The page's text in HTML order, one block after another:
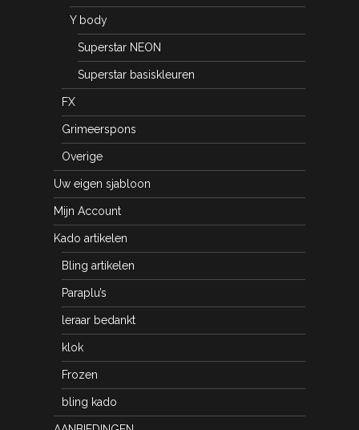
Y body
Superstar NEON
Superstar basiskleuren
FX
Grimeerspons
Overige
Uw eigen sjabloon
Mijn Account
Kado artikelen
Bling artikelen
Paraplu’s
leraar bedankt
klok
Frozen
bling kado